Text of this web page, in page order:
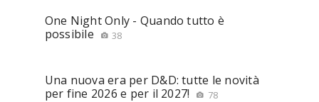
One Night Only - Quando tutto è
possibile
38
Una nuova era per D&D: tutte le novità
per fine 2026 e per il 2027!
78